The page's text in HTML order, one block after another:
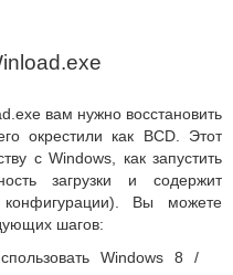
вам нужно восстановить
окрестили как BCD. Этот
с Windows, как запустить
загрузки и содержит
Вы можете
шагов:
Windows 8 /